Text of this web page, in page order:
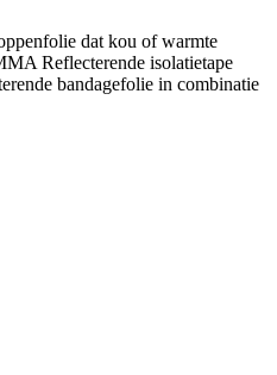
dat kou of warmte
Reflecterende isolatietape
bandagefolie in combinatie